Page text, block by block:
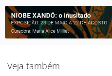
Veja também